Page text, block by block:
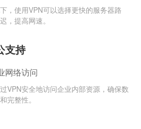
，使用VPN可以选择更快的服务器路
，提高网速。
支持
网络访问
VPN安全地访问企业内部资源，确保数
完整性。